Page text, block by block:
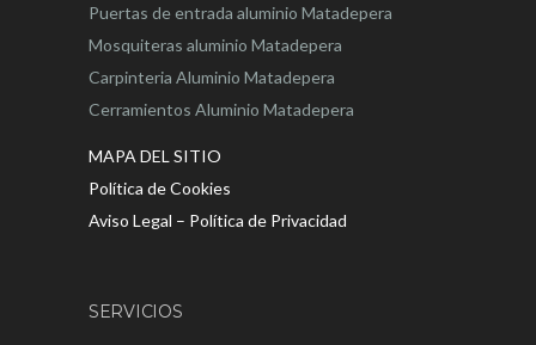
Puertas de entrada aluminio Matadepera
Mosquiteras aluminio Matadepera
Carpinteria Aluminio Matadepera
Cerramientos Aluminio Matadepera
MAPA DEL SITIO
Política de Cookies
Aviso Legal – Política de Privacidad
SERVICIOS